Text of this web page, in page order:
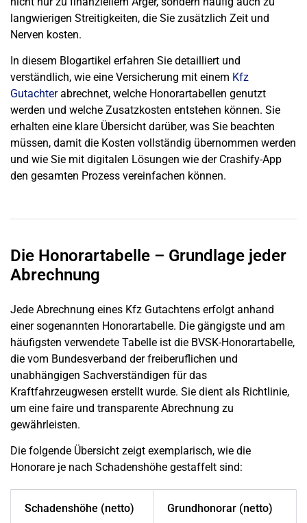
langwierigen Streitigkeiten, die Sie zusätzlich Zeit und
Nerven kosten.
In diesem Blogartikel erfahren Sie detailliert und
verständlich, wie eine Versicherung mit einem Kfz
Gutachterabrechnet, welche Honorartabellen genutzt
werden und welche Zusatzkosten entstehen können. Sie
erhalten eine klare Übersicht darüber, was Sie beachten
müssen, damit die Kosten vollständig übernommen werden
und wie Sie mit digitalen Lösungen wie der Crashify-App
den gesamten Prozess vereinfachen können.
Die Honorartabelle – Grundlage jeder
Abrechnung
Jede Abrechnung eines Kfz Gutachtens erfolgt anhand
einer sogenannten Honorartabelle. Die gängigste und am
häufigsten verwendete Tabelle ist die BVSK-Honorartabelle,
die vom Bundesverband der freiberuflichen und
unabhängigen Sachverständigen für das
Kraftfahrzeugwesen erstellt wurde. Sie dient als Richtlinie,
um eine faire und transparente Abrechnung zu
gewährleisten.
Die folgende Übersicht zeigt exemplarisch, wie die
Honorare je nach Schadenshöhe gestaffelt sind:
Schadenshöhe (netto) Grundhonorar (netto)